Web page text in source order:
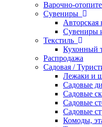
Варочно-
Сувениры
Авторская
Сувениры
Текстиль
Кухонный
Распродажа
Садовая /
Лежаки и
Садовые
Садовые
Садовые
Садовые
Комоды,